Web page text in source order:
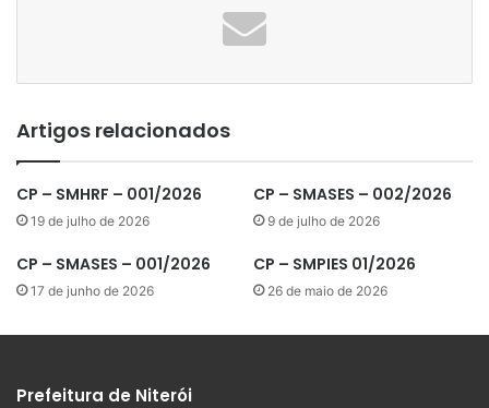
Artigos relacionados
CP – SMHRF – 001/2026
19 de julho de 2026
CP – SMASES – 002/2026
9 de julho de 2026
CP – SMASES – 001/2026
17 de junho de 2026
CP – SMPIES 01/2026
26 de maio de 2026
Prefeitura de Niterói